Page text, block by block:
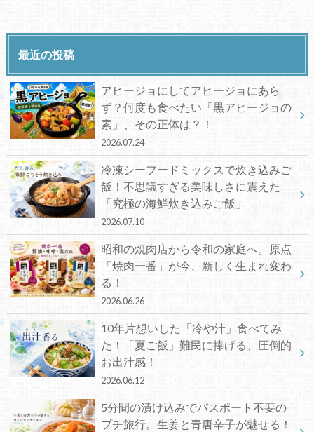
最近の投稿
アヒージョにしてアヒージョにあら
ず？何度も食べたい「黒アヒージョの
素」、その正体は？！
2026.07.24
冷凍シーフードミックスで炊き込みご
飯！不思議すぎる美味しさに震えた
「究極の海鮮炊き込みご飯」
2026.07.10
昭和の焼肉店から令和の家庭へ。原点
「焼肉一番」が今、新しく生まれ変わ
る！
2026.06.26
10年片想いした「冷や汁」食べてみ
た！「夏ご飯」難民に捧げる、圧倒的
お出汁感！
2026.06.12
5分間の漬け込みでパスポート不要の
プチ旅行。生姜と青唐辛子が魅せる！